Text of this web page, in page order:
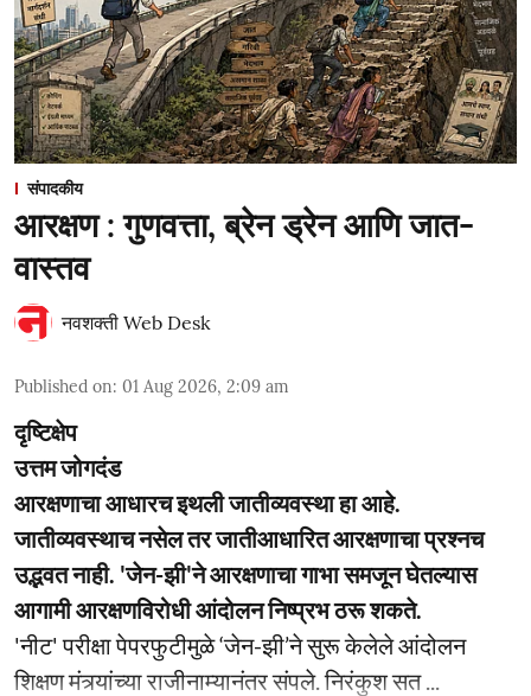
संपादकीय
आरक्षण : गुणवत्ता, ब्रेन ड्रेन आणि जात-
वास्तव
नवशक्ती Web Desk
Published on: 01 Aug 2026, 2:09 am
दृष्टिक्षेप
उत्तम जोगदंड
आरक्षणाचा आधारच इथली जातीव्यवस्था हा आहे.
जातीव्यवस्थाच नसेल तर जातीआधारित आरक्षणाचा प्रश्नच
उद्भवत नाही. 'जेन-झी'ने आरक्षणाचा गाभा समजून घेतल्यास
आगामी आरक्षणविरोधी आंदोलन निष्प्रभ ठरू शकते.
'नीट' परीक्षा पेपरफुटीमुळे ‘जेन-झी’ने सुरू केलेले आंदोलन
शिक्षण मंत्र्यांच्या राजीनाम्यानंतर संपले. निरंकुश सत ...